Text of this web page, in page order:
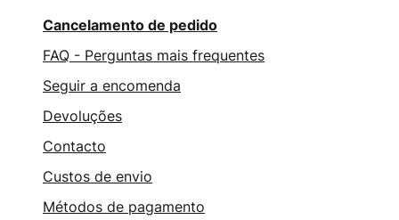
Cancelamento de pedido
FAQ - Perguntas mais frequentes
Seguir a encomenda
Devoluções
Contacto
Custos de envio
Métodos de pagamento